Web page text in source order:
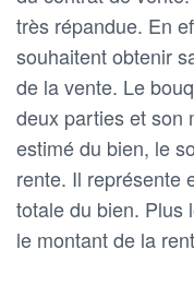
très répandue. En
souhaitent obtenir
de la vente. Le
deux parties et son
estimé du bien, le
rente. Il représente
totale du bien. Plus
le montant de la